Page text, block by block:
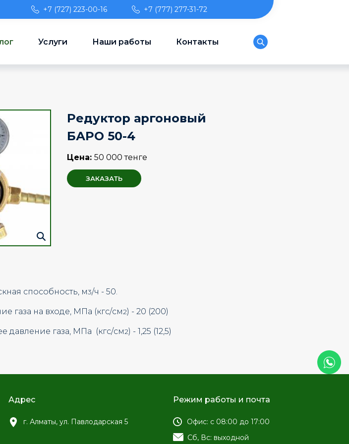
+7 (727) 223-00-16 +7 (777) 277-31-72
Услуги Наши работы Контакты
Редуктор аргоновый
БАРО 50-4
Цена: 50 000 тенге
ЗАКАЗАТЬ
способность, м3/ч - 50.
газа на входе, МПа (кгс/см2) - 20 (200)
давление газа, МПа (кгс/см2) - 1,25 (12,5)
Адрес
г. Алматы, ул. Павлодарская 5
Режим работы и почта
Офис: с 08:00 до 17:00
Сб, Вс: выходной